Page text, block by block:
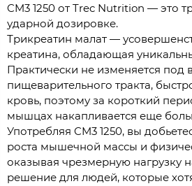
CM3 1250 от Trec Nutrition — это
ударной дозировке.
Трикреатин малат —
креатина, обладающая
Практически не изменяется под
пищеварительного тракта,
кровь, поэтому за короткий
мышцах накапливается еще
Употребляя CM3 1250, вы
роста мышечной массы и
оказывая чрезмерную нагрузку
решение для людей, которые